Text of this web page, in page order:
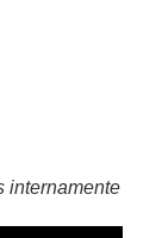
internamente